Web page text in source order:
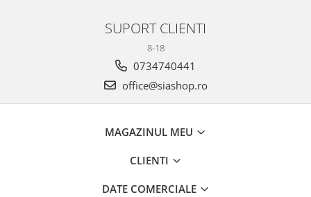
SUPORT CLIENTI
8-18
0734740441
office@siashop.ro
MAGAZINUL MEU
CLIENTI
DATE COMERCIALE